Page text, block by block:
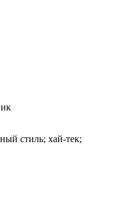
стиль; хай-тек;